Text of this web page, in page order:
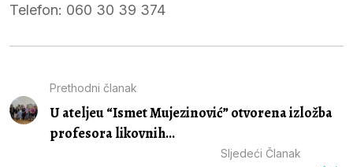
Telefon: 060 30 39 374
Prethodni članak
U ateljeu “Ismet Mujezinović” otvorena izložba
profesora likovnih...
Sljedeći Članak